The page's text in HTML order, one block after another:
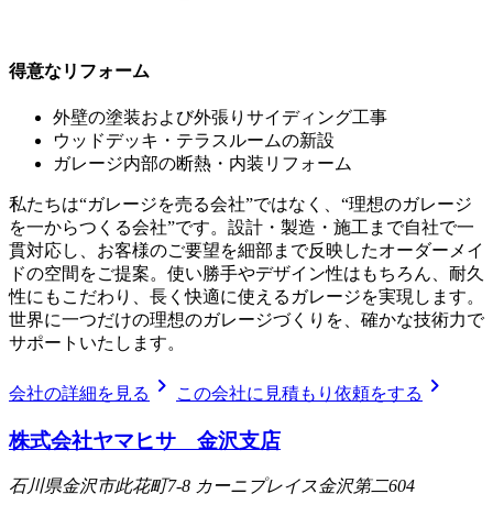
得意なリフォーム
外壁の塗装および外張りサイディング工事
ウッドデッキ・テラスルームの新設
ガレージ内部の断熱・内装リフォーム
私たちは“ガレージを売る会社”ではなく、“理想のガレージ
を一からつくる会社”です。設計・製造・施工まで自社で一
貫対応し、お客様のご要望を細部まで反映したオーダーメイ
ドの空間をご提案。使い勝手やデザイン性はもちろん、耐久
性にもこだわり、長く快適に使えるガレージを実現します。
世界に一つだけの理想のガレージづくりを、確かな技術力で
サポートいたします。
会社の詳細を見る chevron_right この会社に見積もり依頼をする chevron_right
株式会社ヤマヒサ 金沢支店
石川県金沢市此花町7-8 カーニプレイス金沢第二604